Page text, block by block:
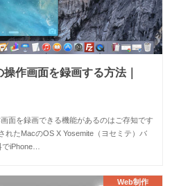
作画面を録画する方法｜
面を録画できる機能があるのはご存知です
れたMacのOS X Yosemite（ヨセミテ）バ
iPhone…
Web制作